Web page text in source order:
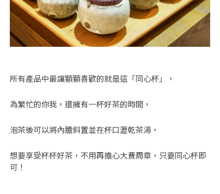
所有產品中最讓顆顆喜歡的就是這「同心杯」，
為繁忙的你我，還擁有一杯好茶的時間，
泡茶後可以將內膽斜置並在杯口瀝乾茶湯，
想要享受杯杯好茶，不用再擔心大費周章，只要同心杯即
可！